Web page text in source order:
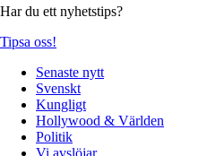
Har du ett nyhetstips?
Tipsa oss!
Senaste nytt
Svenskt
Kungligt
Hollywood & Världen
Politik
Vi avslöjar